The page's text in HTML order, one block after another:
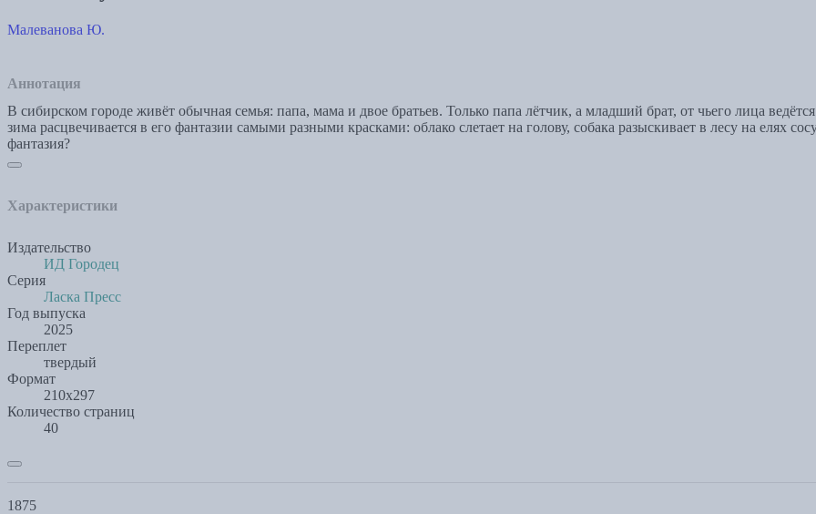
Малеванова Ю.
Аннотация
В сибирском городе живёт обычная семья: папа, мама и двое братьев. Только папа лётчик, а младший брат, от чьего лица
зима расцвечивается в его фантазии самыми разными красками: облако слетает на голову, собака разыскивает в лесу на елях
фантазия?
Характеристики
Издательство
ИД Городец
Серия
Ласка Пресс
Год выпуска
2025
Переплет
твердый
Формат
210х297
Количество страниц
40
1875